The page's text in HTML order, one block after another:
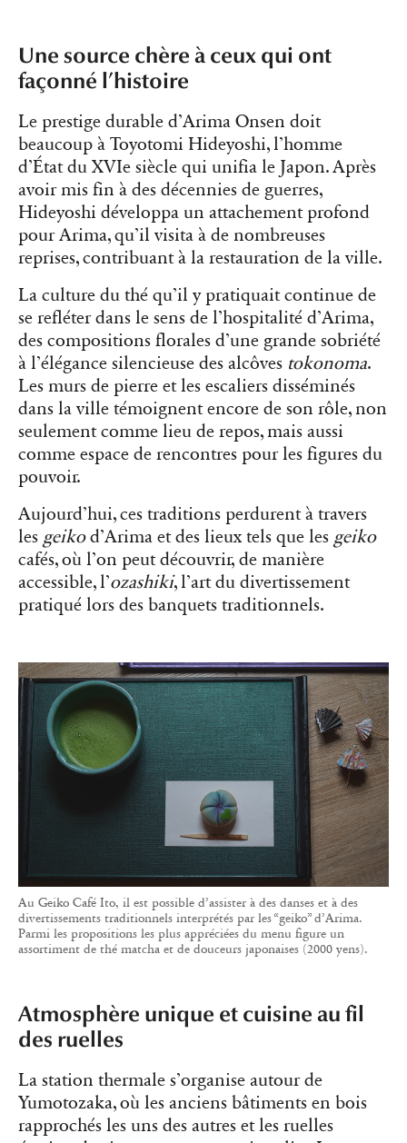
Une source chère à ceux qui ont
façonné l’histoire
Le prestige durable d’Arima Onsen doit
beaucoup à Toyotomi Hideyoshi, l’homme
d’État du XVIe siècle qui unifia le Japon. Après
avoir mis fin à des décennies de guerres,
Hideyoshi développa un attachement profond
pour Arima, qu’il visita à de nombreuses
reprises, contribuant à la restauration de la ville.
La culture du thé qu’il y pratiquait continue de
se refléter dans le sens de l’hospitalité d’Arima,
des compositions florales d’une grande sobriété
à l’élégance silencieuse des alcôves tokonoma.
Les murs de pierre et les escaliers disséminés
dans la ville témoignent encore de son rôle, non
seulement comme lieu de repos, mais aussi
comme espace de rencontres pour les figures du
pouvoir.
Aujourd’hui, ces traditions perdurent à travers
les geikod’Arima et des lieux tels que les geiko
cafés, où l’on peut découvrir, de manière
accessible, l’ozashiki, l’art du divertissement
pratiqué lors des banquets traditionnels.
Au Geiko Café Ito, il est possible d’assister à des danses et à des
divertissements traditionnels interprétés par les “geiko” d’Arima.
Parmi les propositions les plus appréciées du menu figure un
assortiment de thé matcha et de douceurs japonaises (2000 yens).
Atmosphère unique et cuisine au fil
des ruelles
La station thermale s’organise autour de
Yumotozaka, où les anciens bâtiments en bois
rapprochés les uns des autres et les ruelles